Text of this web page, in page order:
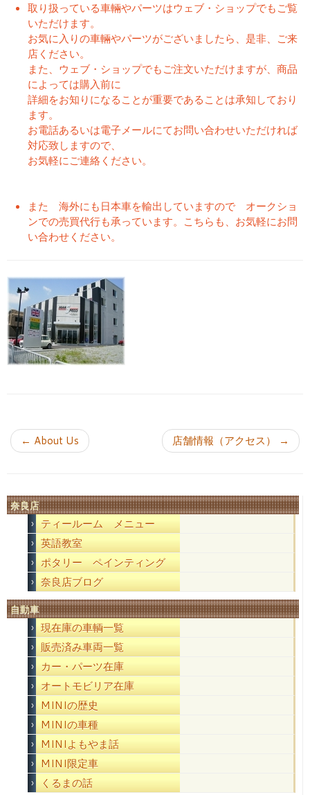
取り扱っている車輛やパーツはウェブ・ショップでもご覧
いただけます。
お気に入りの車輛やパーツがございましたら、是非、ご来
店ください。
また、ウェブ・ショップでもご注文いただけますが、商品
によっては購入前に
詳細をお知りになることが重要であることは承知しており
ます。
お電話あるいは電子メールにてお問い合わせいただければ
対応致しますので、
お気軽にご連絡ください。
また 海外にも日本車を輸出していますので オークショ
ンでの売買代行も承っています。こちらも、お気軽にお問
い合わせください。
← About Us 店舗情報（アクセス） →
奈良店
ティールーム メニュー
英語教室
ポタリー ペインティング
奈良店ブログ
自動車
現在庫の車輌一覧
販売済み車両一覧
カー・パーツ在庫
オートモビリア在庫
MINIの歴史
MINIの車種
MINIよもやま話
MINI限定車
くるまの話